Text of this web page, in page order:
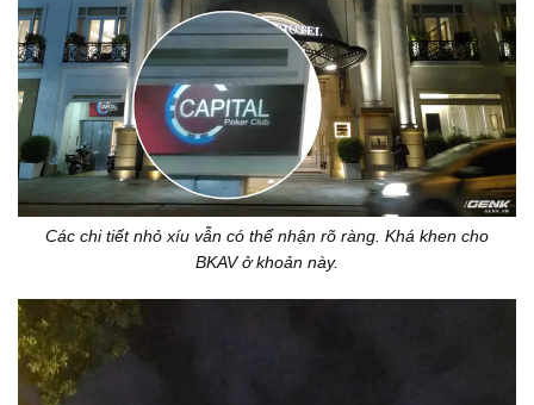
Các chi tiết nhỏ xíu vẫn có thể nhận rõ ràng. Khá khen cho
BKAV ở khoản này.